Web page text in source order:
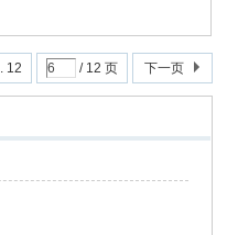
12 / 12 页 下一页